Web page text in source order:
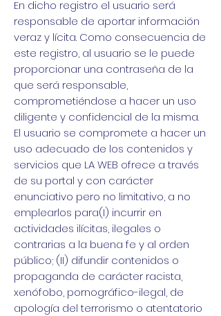
En dicho registro el usuario será
responsable de aportar información
veraz y lícita. Como consecuencia de
este registro, al usuario se le puede
proporcionar una contraseña de la
que será responsable,
comprometiéndose a hacer un uso
diligente y confidencial de la misma.
El usuario se compromete a hacer un
uso adecuado de los contenidos y
servicios que LA WEB ofrece a través
de su portal y con carácter
enunciativo pero no limitativo, a no
emplearlos para(I) incurrir en
actividades ilícitas, ilegales o
contrarias a la buena fe y al orden
público; (II) difundir contenidos o
propaganda de carácter racista,
xenófobo, pornográfico-ilegal, de
apología del terrorismo o atentatorio